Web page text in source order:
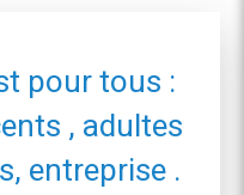
pour tous :
, adultes
entreprise .